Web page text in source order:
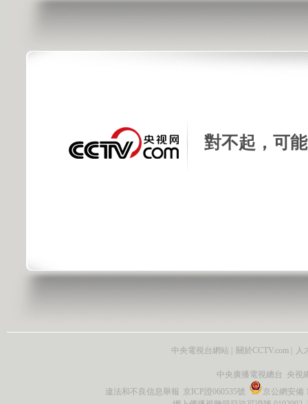
對不起，可
中央電視台網站 關於CCTV.com 人
中央廣播電視總台 央視
違法和不良信息舉報
京ICP證060535號
京公網安備